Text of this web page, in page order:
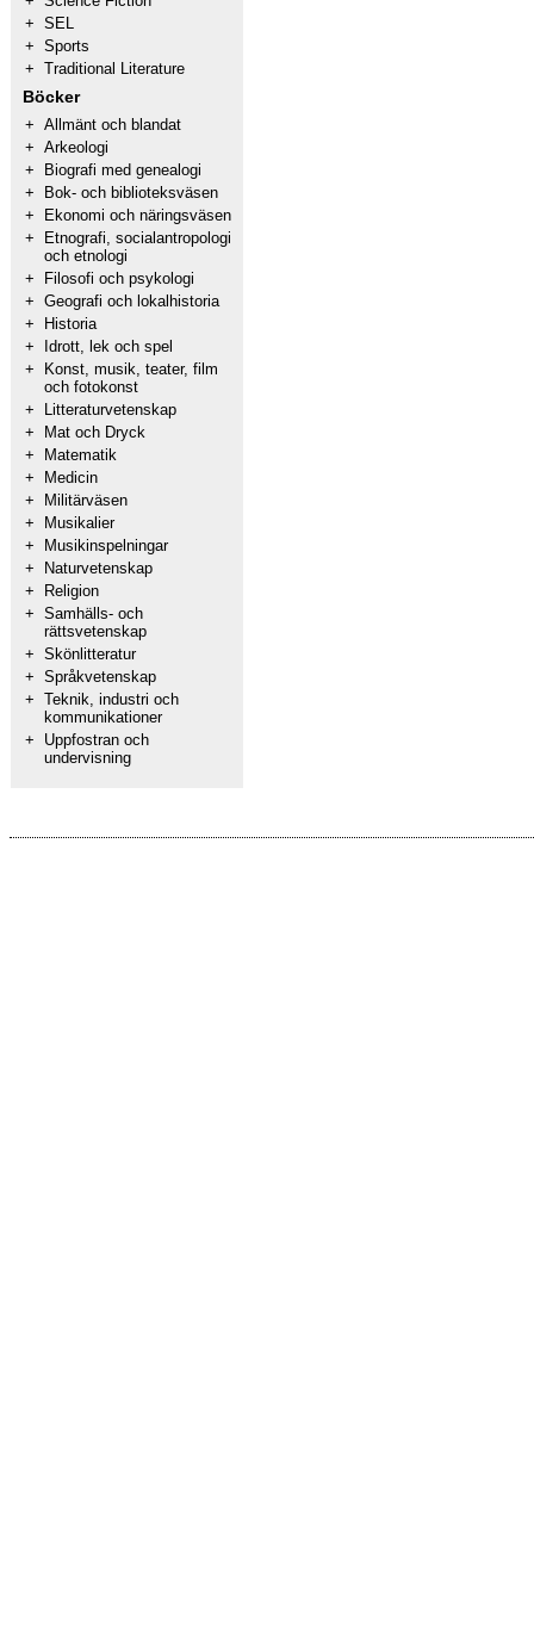
+ SEL
+ Sports
+ Traditional Literature
Böcker
+ Allmänt och blandat
+ Arkeologi
+
Biografi med genealogi
+
Bok- och biblioteksväsen
+
Ekonomi och näringsväsen
+
Etnografi, socialantropologi
och etnologi
+
Filosofi och psykologi
+ Geografi och lokalhistoria
+
Historia
+
Idrott, lek och spel
+
Konst, musik, teater, film
och fotokonst
+
Litteraturvetenskap
+
Mat och Dryck
+
Matematik
+
Medicin
+
Militärväsen
+
Musikalier
+
Musikinspelningar
+
Naturvetenskap
+
Religion
+ Samhälls- och
rättsvetenskap
+ Skönlitteratur
+ Språkvetenskap
+ Teknik, industri och
kommunikationer
+
Uppfostran och
undervisning